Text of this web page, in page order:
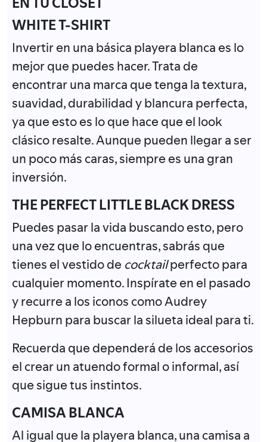
WHITE T-SHIRT
Invertir en una básica playera blanca es lo
mejor que puedes hacer. Trata de
encontrar una marca que tenga la textura,
suavidad, durabilidad y blancura perfecta,
ya que esto es lo que hace que el look
clásico resalte. Aunque pueden llegar a ser
un poco más caras, siempre es una gran
inversión.
THE PERFECT LITTLE BLACK DRESS
Puedes pasar la vida buscando esto, pero
una vez que lo encuentras, sabrás que
tienes el vestido de cocktailperfecto para
cualquier momento. Inspírate en el pasado
y recurre a los iconos como Audrey
Hepburn para buscar la silueta ideal para ti.
Recuerda que dependerá de los accesorios
el crear un atuendo formal o informal, así
que sigue tus instintos.
CAMISA BLANCA
Al igual que la playera blanca, una camisa a